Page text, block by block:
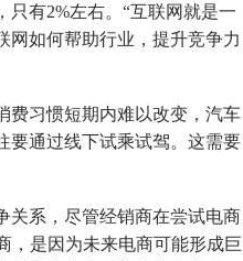
有2%左右。“互联网就是一
网如何帮助行业，提升竞争力
习惯短期内难以改变，汽车
要通过线下试乘试驾。这需要
系，尽管经销商在尝试电商
，是因为未来电商可能形成巨